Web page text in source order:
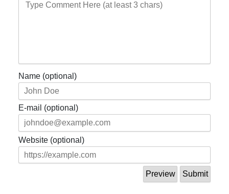
Name (optional)
E-mail (optional)
Website (optional)